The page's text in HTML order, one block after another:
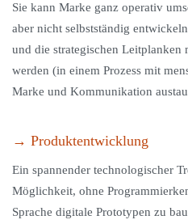
Sie kann Marke ganz operativ
aber nicht selbstständig
und die strategischen Leitplanken
werden (in einem Prozess mit
Marke und Kommunikation
→ Produktentwicklung
Ein spannender technologischer
Möglichkeit, ohne
Sprache digitale Prototypen zu